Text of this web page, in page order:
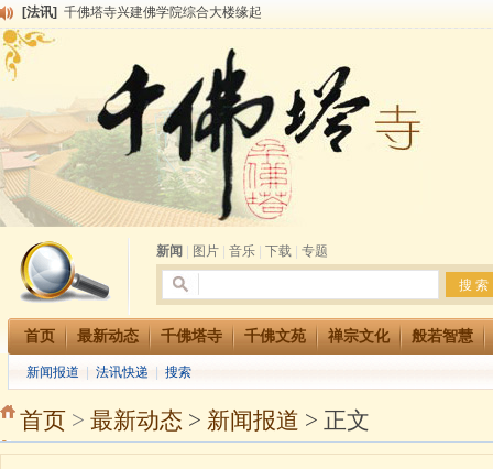
[法讯] 千佛塔寺兴建佛学院综合大楼缘起
[法讯]
千佛塔寺阅藏堂周末阅藏报名通知
清明节祭祖报恩地藏法会
[法讯]
本寺方丈上明下慧尼和尚开讲《六祖坛经》
[法讯] 2015-3-26师父于法堂对大众的开示
[法讯]
广东千佛塔寺云门佛学院女众部 2016年招生简章
[法讯]
恭请海涛法师莅临千佛塔寺弘法
[法讯]
2014年七月大法会 祈福息灾地藏七 冥阳两利普渡群蒙盂兰盆
[法讯] 千佛塔寺云门佛学院女众部2014年招生简章
新闻
图片 音乐 下载 专题
首页 最新动态 千佛塔寺 千佛文苑 禅宗文化 般若智慧
新闻报道 法讯快递 搜索
首页 > 最新动态 > 新闻报道 > 正文